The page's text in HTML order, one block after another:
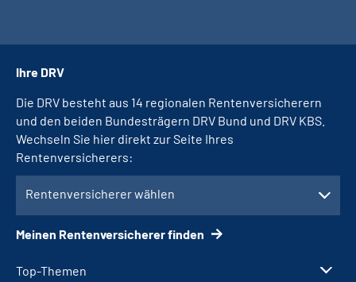
Top-Themen
Ihre DRV
Die DRV besteht aus 14 regionalen Rentenversicherern
und den beiden Bundesträgern DRV Bund und DRV KBS.
Wechseln Sie hier direkt zur Seite Ihres
Rentenversicherers:
Rentenversicherer wählen
Meinen Rentenversicherer finden